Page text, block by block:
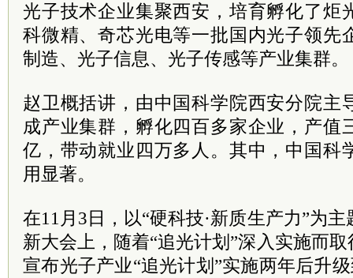
光子技术企业集聚西安，培育孵化了炬
科微精、奇芯光电等一批国内光子领先
制造、光子信息、光子传感等产业集群。
赵卫概括讲，由中国科学院西安分院主
成产业集群，孵化四百多家企业，产值
亿，带动就业四万多人。其中，中国科
用显著。
在11月3日，以“硬科技·新质生产力”为
新大会上，随着“追光计划”深入实施而
宣布光子产业“追光计划”实施两年后升